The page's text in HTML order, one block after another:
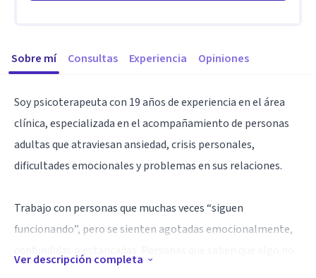
Sobre mí Consultas Experiencia Opiniones
Soy psicoterapeuta con 19 años de experiencia en el área
clínica, especializada en el acompañamiento de personas
adultas que atraviesan ansiedad, crisis personales,
dificultades emocionales y problemas en sus relaciones.
Trabajo con personas que muchas veces “siguen
funcionando”, pero se sienten agotadas emocionalmente,
Ver descripción completa